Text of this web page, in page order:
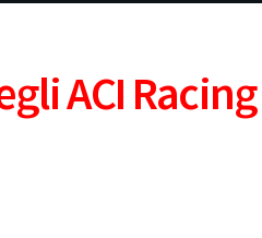
ACI Racing